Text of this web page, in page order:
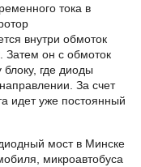
тока в
внутри обмоток
Затем он с обмоток
где диоды
За счет
идет уже постоянный
мост в Минске
микроавтобуса